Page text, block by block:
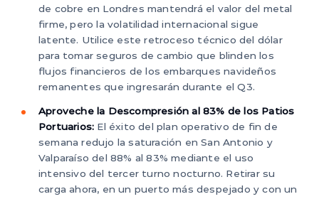
de cobre en Londres mantendrá el valor del metal
firme, pero la volatilidad internacional sigue
latente. Utilice este retroceso técnico del dólar
para tomar seguros de cambio que blinden los
flujos financieros de los embarques navideños
remanentes que ingresarán durante el Q3.
Aproveche la Descompresión al 83% de los Patios
Portuarios: El éxito del plan operativo de fin de
semana redujo la saturación en San Antonio y
Valparaíso del 88% al 83% mediante el uso
intensivo del tercer turno nocturno. Retirar su
carga ahora, en un puerto más despejado y con un